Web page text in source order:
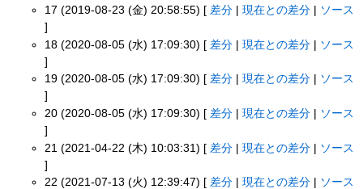
17 (2019-08-23 (金) 20:58:55) [ 差分 |現在との差分
ソース
]
18 (2020-08-05 (水) 17:09:30) [ 差分 |現在との差分 | ソース
]
19 (2020-08-05 (水) 17:09:30) [ 差分 |現在との差分
ソース
]
20 (2020-08-05 (水) 17:09:30) [ 差分 |現在との差分
ソース
]
21 (2021-04-22 (木) 10:03:31) [ 差分 |現在との差分 | ソース
]
22 (2021-07-13 (火) 12:39:47) [ 差分 |現在との差分 ソース